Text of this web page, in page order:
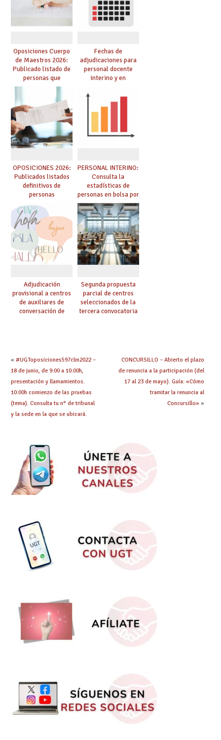
de adjudicación
oposición
Oposiciones Cuerpo
de Maestros 2026:
Publicado listado de
personas que
adquieren nueva
especialidad
Fechas de
adjudicaciones para
personal docente
interino y en
debes saber
OPOSICIONES 2026:
Publicados listados
definitivos de
personas
seleccionadas. ¿Qué
hacer ahora si he
obtenido plaza?
PERSONAL INTERINO:
Consulta la
estadísticas de
personas en bolsa por
cuerpo, especialidad
y tipo de bolsa para
el curso 26/27
Adjudicación
provisional a centros
de auxiliares de
conversación de
Segunda propuesta
parcial de centros
seleccionados de la
tercera convocatoria
« #UGToposiciones597clm2022 –
18 de junio, de 9:00 a 10:00h,
presentación y llamamientos.
10:00h comienzo de las pruebas
(tema). Consulta tu n° de tribunal
y la sede en la que se ubicará.
CONCURSILLO – Abierto el plazo
de renuncia a la participación (del
17 al 23 de mayo). Guía: «Cómo
tramitar la renuncia al
Concursillo» »